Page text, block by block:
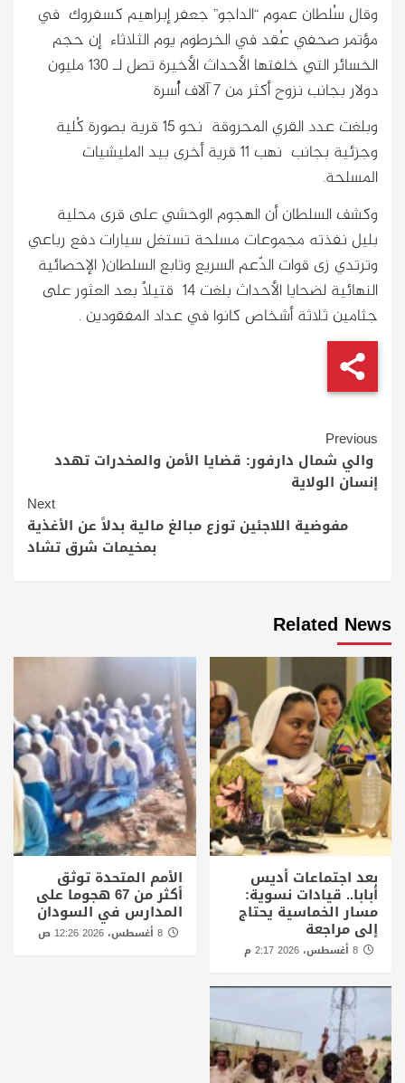
وقال سُلطان عموم “الداجو” جعفر إبراهيم كسفروك في
مؤتمر صحفي عُقد في الخرطوم يوم الثلاثاء إن حجم
الخسائر التي خلفتها الأحداث الأخيرة تصل لـ 130 مليون
دولار بجانب نزوح أكثر من 7 آلاف أُسرة
وبلغت عدد القري المحروقة نحو 15 قرية بصورة كُلية
وجزئية بجانب نهب 11 قرية أخرى بيد المليشيات
المسلحة.
وكشف السلطان أن الهجوم الوحشي على قرى محلية
بليل نفذته مجموعات مسلحة تستغل سيارات دفع رباعي
وترتدي زى قوات الدّعم السريع وتابع السلطان( الإحصائية
النهائية لضحايا الأحداث بلغت 14 قتيلاً بعد العثور على
جثامين ثلاثة أشخاص كانوا في عداد المفقودين .
Continue
Reading
Previous
والي شمال دارفور: قضايا الأمن والمخدرات تهدد
إنسان الولاية
Next
مفوضية اللاجئين توزع مبالغ مالية بدلاً عن الأغذية
بمخيمات شرق تشاد
Related News
بعد اجتماعات أديس
أبابا.. قيادات نسوية:
مسار الخماسية يحتاج
إلى مراجعة
الأمم المتحدة توثق
أكثر من 67 هجوما على
المدارس في السودان
8 أغسطس، 2026 12:26 ص